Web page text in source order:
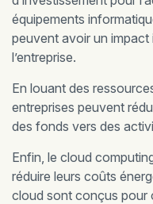
équipements
peuvent avoir un impact
l’entreprise.
En louant des
entreprises peuvent
des fonds vers des
Enfin, le cloud
réduire leurs coûts
cloud sont conçus pour